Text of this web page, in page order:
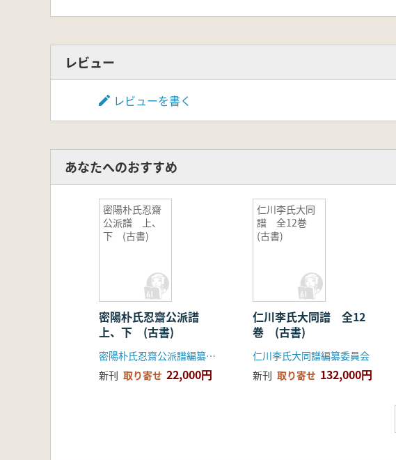
レビュー
レビューを書く
あなたへのおすすめ
密陽朴氏忍齋
公派譜 上、
下 (古書)
密陽朴氏忍齋公派譜
上、下 (古書)
密陽朴氏忍齋公派譜編纂委員会
新刊 取り寄せ 22,000円
仁川李氏大同
譜 全12巻
(古書)
仁川李氏大同譜 全12
巻 (古書)
仁川李氏大同譜編纂委員会
新刊 取り寄せ 132,000円